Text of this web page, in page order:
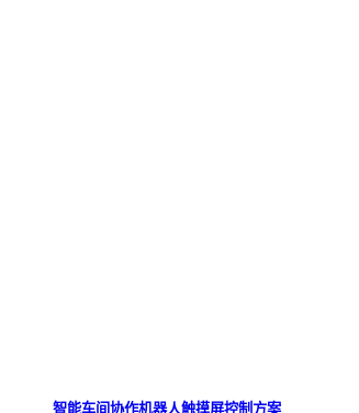
智能车间协作机器人触摸屏控制方案